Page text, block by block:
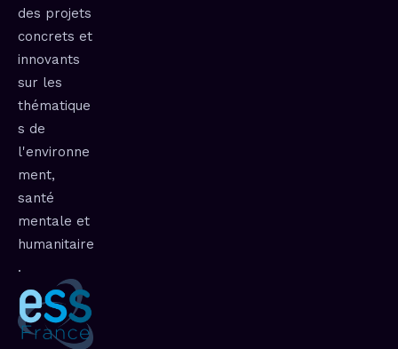
des projets
concrets et
innovants
sur les
thématique
s de
l'environne
ment,
santé
mentale et
humanitaire
.